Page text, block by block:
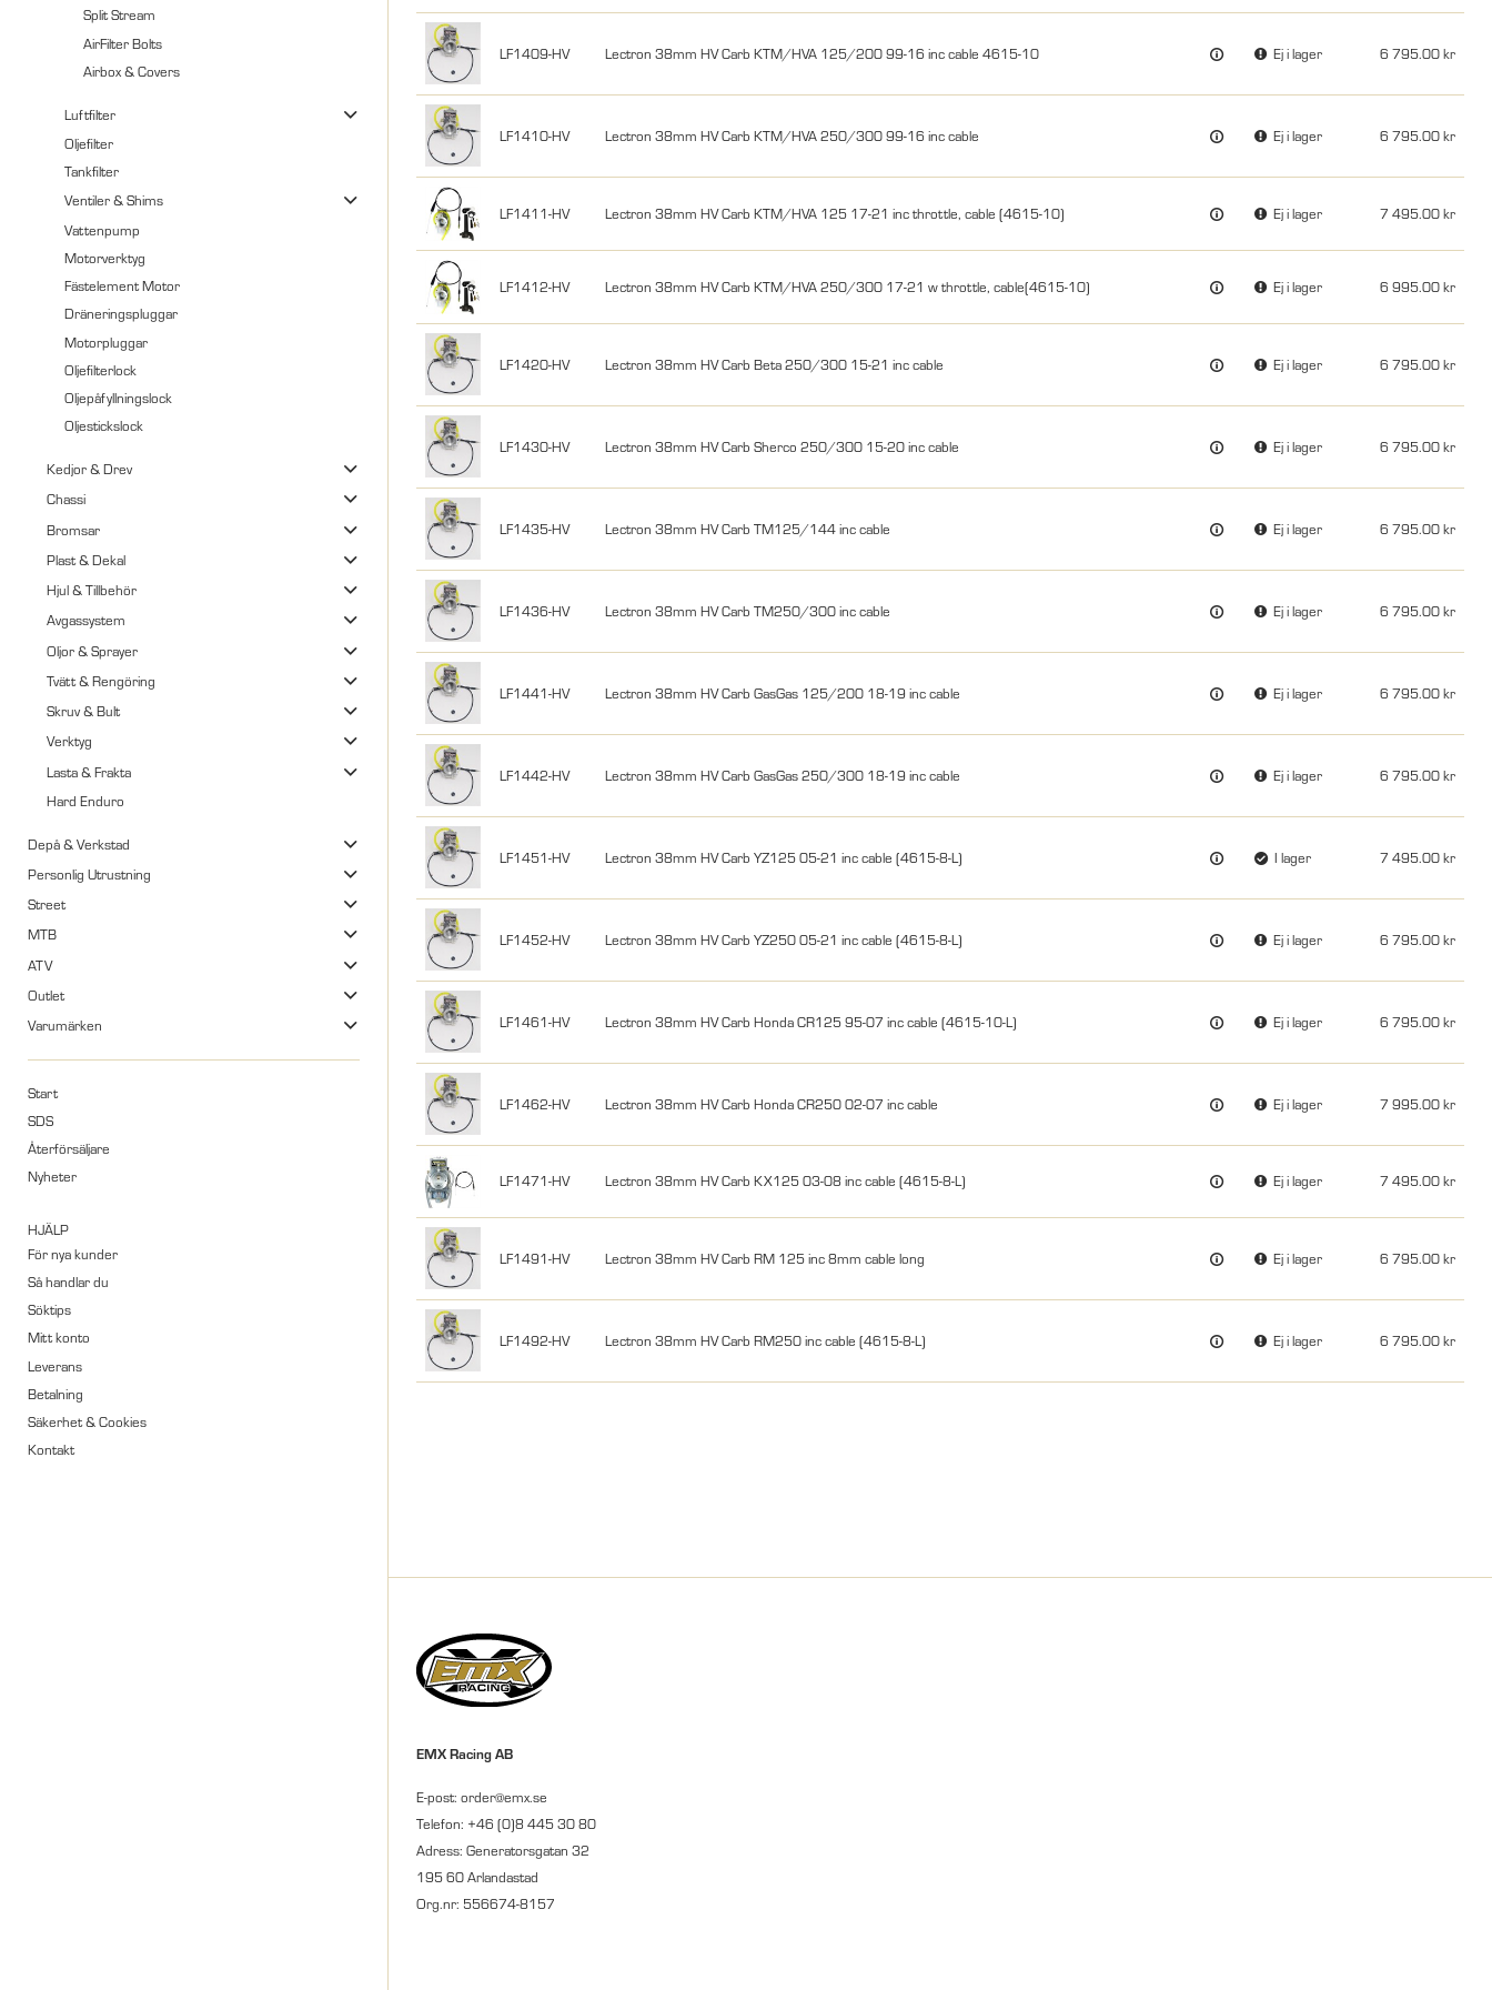
Split Stream
AirFilter Bolts
Airbox & Covers
Luftfilter
Oljefilter
Tankfilter
Ventiler & Shims
Vattenpump
Motorverktyg
Fästelement Motor
Dräneringspluggar
Motorpluggar
Oljefilterlock
Oljepåfyllningslock
Oljestickslock
Kedjor & Drev
Chassi
Bromsar
Plast & Dekal
Hjul & Tillbehör
Avgassystem
Oljor & Sprayer
Tvätt & Rengöring
Skruv & Bult
Verktyg
Lasta & Frakta
Hard Enduro
Depå & Verkstad
Personlig Utrustning
Street
MTB
ATV
Outlet
Varumärken
Start
SDS
Återförsäljare
Nyheter
HJÄLP
För nya kunder
Så handlar du
Söktips
Mitt konto
Leverans
Betalning
Säkerhet & Cookies
Kontakt
LF1409-HV Lectron 38mm HV Carb KTM/HVA 125/200 99-16 inc cable 4615-10 Ej i lager 6 795.00
LF1410-HV Lectron 38mm HV Carb KTM/HVA 250/300 99-16 inc cable Ej i lager 6 795.00
LF1411-HV Lectron 38mm HV Carb KTM/HVA 125 17-21 inc throttle, cable (4615-10) Ej i lager 7 495.00
LF1412-HV Lectron 38mm HV Carb KTM/HVA 250/300 17-21 w throttle, cable(4615-10) Ej i lager 6 995.00
LF1420-HV Lectron 38mm HV Carb Beta 250/300 15-21 inc cable Ej i lager 6 795.00
LF1430-HV Lectron 38mm HV Carb Sherco 250/300 15-20 inc cable Ej i lager 6 795.00
LF1435-HV Lectron 38mm HV Carb TM125/144 inc cable Ej i lager 6 795.00
LF1436-HV Lectron 38mm HV Carb TM250/300 inc cable Ej i lager 6 795.00
LF1441-HV Lectron 38mm HV Carb GasGas 125/200 18-19 inc cable Ej i lager 6 795.00
LF1442-HV Lectron 38mm HV Carb GasGas 250/300 18-19 inc cable Ej i lager 6 795.00
LF1451-HV Lectron 38mm HV Carb YZ125 05-21 inc cable (4615-8-L) I lager 7 495.00
LF1452-HV Lectron 38mm HV Carb YZ250 05-21 inc cable (4615-8-L) Ej i lager 6 795.00
LF1461-HV Lectron 38mm HV Carb Honda CR125 95-07 inc cable (4615-10-L) Ej i lager 6 795.00
LF1462-HV Lectron 38mm HV Carb Honda CR250 02-07 inc cable Ej i lager 7 995.00
LF1471-HV Lectron 38mm HV Carb KX125 03-08 inc cable (4615-8-L) Ej i lager 7 495.00
LF1491-HV Lectron 38mm HV Carb RM 125 inc 8mm cable long Ej i lager 6 795.00
LF1492-HV Lectron 38mm HV Carb RM250 inc cable (4615-8-L) Ej i lager 6 795.00
EMX Racing AB
E-post: order@emx.se
Telefon: +46 (0)8 445 30 80
Adress: Generatorsgatan 32
195 60 Arlandastad
Org.nr: 556674-8157